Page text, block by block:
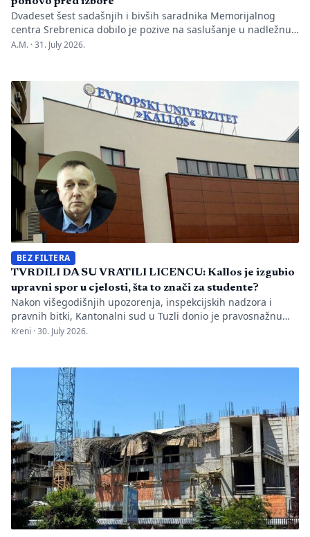
Dvadeset šest sadašnjih i bivših saradnika Memorijalnog
centra Srebrenica dobilo je pozive na saslušanje u nadležnu
policijsku stanicu po nalogu Okružnog javnog tužilaštva u
nakon predstavljanja godišnjeg Izvještaja o negiranju
genocida. Iz Memorijalnog centra upozoravaju da se
istovremeno pozivanje […]
A.M. ·31. July 2026.
BEZ FILTERA
TVRDILI DA SU VRATILI LICENCU: Kallos je izgubio
upravni spor u cjelosti, šta to znači za studente?
Nakon višegodišnjih upozorenja, inspekcijskih nadzora i
pravnih bitki, Kantonalni sud u Tuzli donio je pravosnažnu
presudu kojom se definitivno potvrđuje trajna zabrana rada
kakva je sudbina studenata koji su uložili godine i novac u
bezvrijedne indekse? Odlukom Kantonalnog suda u […]
Kreni ·30. July 2026.